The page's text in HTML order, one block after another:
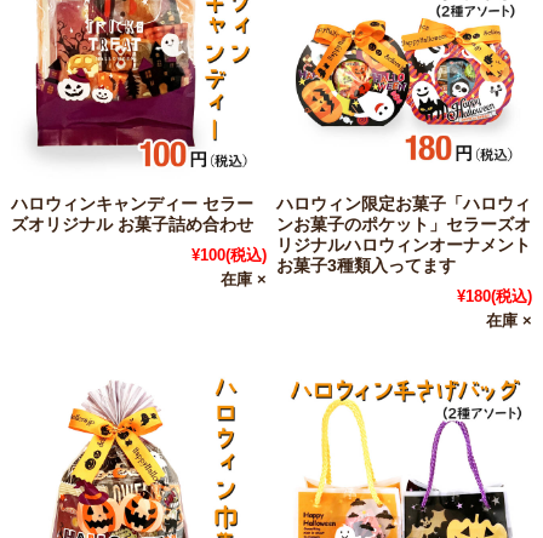
ハロウィンキャンディー セラー
ズオリジナル お菓子詰め合わせ
¥100(税込)
在庫 ×
ハロウィン限定お菓子「ハロウィ
ンお菓子のポケット」セラーズオ
リジナルハロウィンオーナメント
お菓子3種類入ってます
¥180(税込)
在庫 ×